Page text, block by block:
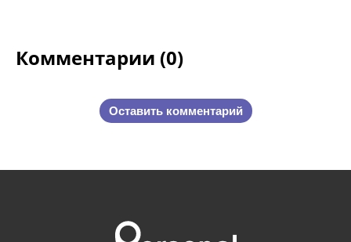
Комментарии (0)
Оставить комментарий